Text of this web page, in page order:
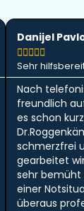
Danijel

Sehr
Nach
freundlich
es schon
schmerzfrei
gearbeitet
sehr bemüht
einer
überaus